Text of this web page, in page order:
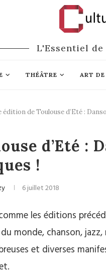
L'Essentiel
THÉÂTRE ART
édition de Toulouse d’Eté :
d’Eté :
!
6 juillet 2018
les éditions
monde, chanson,
et diverses